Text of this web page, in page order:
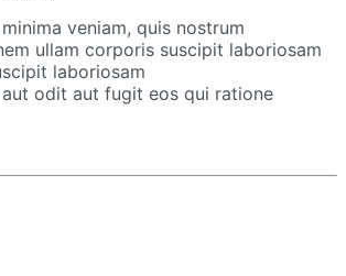
veniam, quis nostrum
ullam corporis suscipit laboriosam
laboriosam
odit aut fugit eos qui ratione